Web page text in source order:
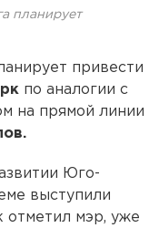
планирует
привести
по аналогии с
на прямой линии
Юго-
выступили
отметил мэр, уже